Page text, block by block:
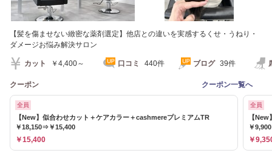
【髪を傷ませない緻密な薬剤選定】他店との違いを実感するくせ・うねり・
ダメージお悩み解決サロン
カット ￥4,400～ 口コミ 440件 ブログ 39件
クーポン クーポン一覧へ
全員
【New】似合わせカット＋ケアカラー＋cashmereプレミアムTR
￥18,150⇒￥15,400
￥15,400
全員
【
￥
￥